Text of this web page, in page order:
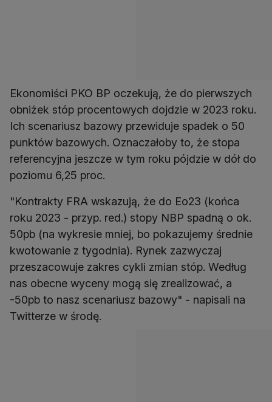
Ekonomiści PKO BP oczekują, że do pierwszych
obniżek stóp procentowych dojdzie w 2023 roku.
Ich scenariusz bazowy przewiduje spadek o 50
punktów bazowych. Oznaczałoby to, że stopa
referencyjna jeszcze w tym roku pójdzie w dół do
poziomu 6,25 proc.
"Kontrakty FRA wskazują, że do Eo23 (końca
roku 2023 - przyp. red.) stopy NBP spadną o ok.
50pb (na wykresie mniej, bo pokazujemy średnie
kwotowanie z tygodnia). Rynek zazwyczaj
przeszacowuje zakres cykli zmian stóp. Według
nas obecne wyceny mogą się zrealizować, a
-50pb to nasz scenariusz bazowy" - napisali na
Twitterze w środę.